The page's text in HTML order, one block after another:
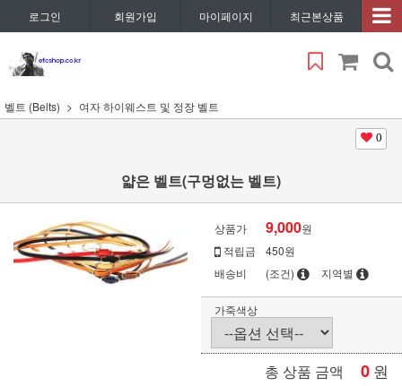
로그인 회원가입 마이페이지 최근본상품
벨트 (Belts) 여자 하이웨스트 및 정장 벨트
0
얇은 벨트(구멍없는 벨트)
상품가 9,000원
적립금
450원
배송비
(조건) 지역별
가죽색상
총 상품 금액 0 원